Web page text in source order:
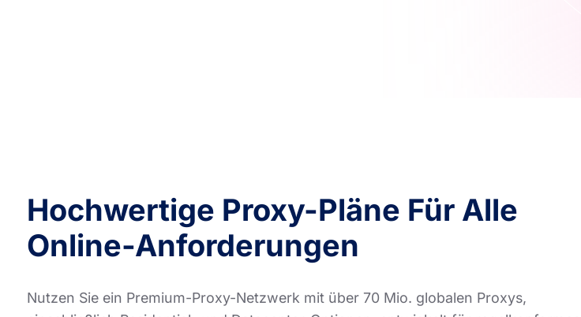
Hochwertige Proxy-Pläne Für Alle
Online-Anforderungen
Nutzen Sie ein Premium-Proxy-Netzwerk mit über 70 Mio. globalen Proxys,